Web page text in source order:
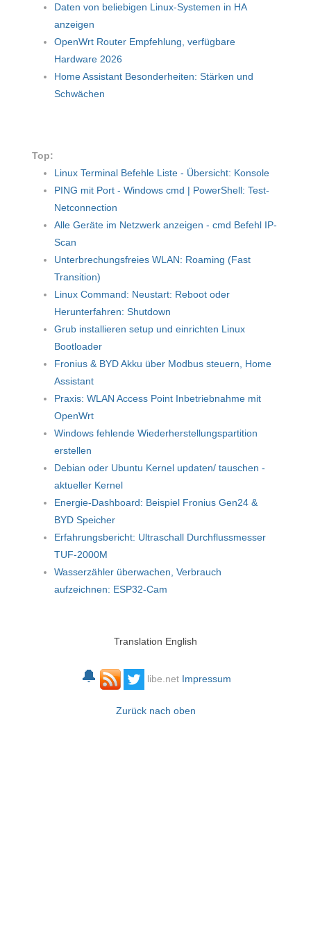
Daten von beliebigen Linux-Systemen in HA
anzeigen
OpenWrt Router Empfehlung, verfügbare
Hardware 2026
Home Assistant Besonderheiten: Stärken und
Schwächen
Top:
Linux Terminal Befehle Liste - Übersicht: Konsole
PING mit Port - Windows cmd | PowerShell: Test-
Netconnection
Alle Geräte im Netzwerk anzeigen - cmd Befehl IP-
Scan
Unterbrechungsfreies WLAN: Roaming (Fast
Transition)
Linux Command: Neustart: Reboot oder
Herunterfahren: Shutdown
Grub installieren setup und einrichten Linux
Bootloader
Fronius & BYD Akku über Modbus steuern, Home
Assistant
Praxis: WLAN Access Point Inbetriebnahme mit
OpenWrt
Windows fehlende Wiederherstellungspartition
erstellen
Debian oder Ubuntu Kernel updaten/ tauschen -
aktueller Kernel
Energie-Dashboard: Beispiel Fronius Gen24 &
BYD Speicher
Erfahrungsbericht: Ultraschall Durchflussmesser
TUF-2000M
Wasserzähler überwachen, Verbrauch
aufzeichnen: ESP32-Cam
Translation English
🔔 libe.net Impressum
Zurück nach oben